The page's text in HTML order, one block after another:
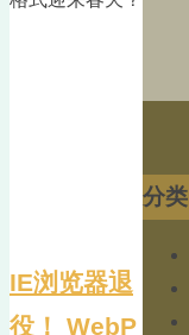
IE浏览器退
役！ WebP
分类